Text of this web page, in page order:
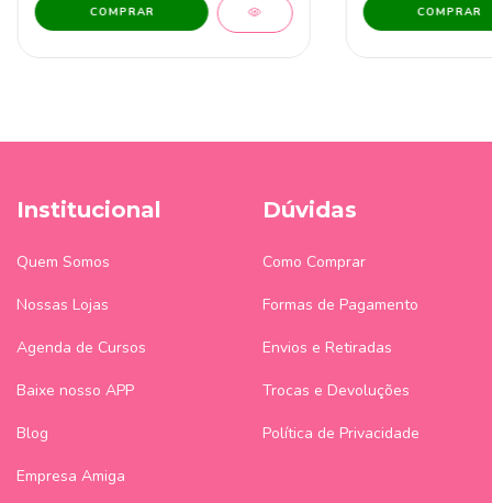
Institucional
Quem Somos
Nossas Lojas
Agenda de Cursos
Baixe nosso APP
Blog
Empresa Amiga
Dúvidas
Como Comprar
Formas de Pagamento
Envios e Retiradas
Trocas e Devoluções
Política de Privacidade